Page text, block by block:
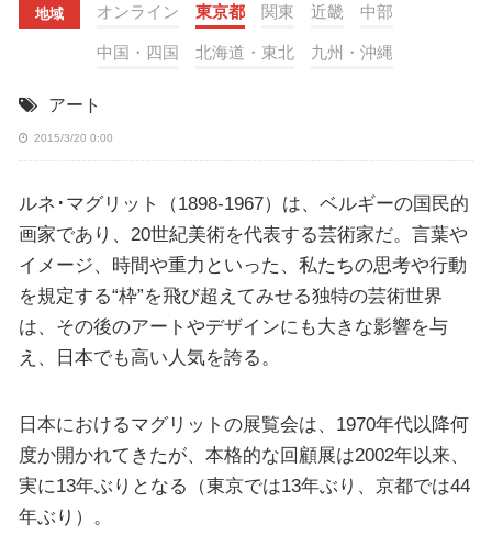
地域 オンライン 東京都 関東 近畿 中部
中国・四国 北海道・東北 九州・沖縄
アート
2015/3/20 0:00
ルネ･マグリット（1898-1967）は、ベルギーの国民的
画家であり、20世紀美術を代表する芸術家だ。言葉や
イメージ、時間や重力といった、私たちの思考や行動
を規定する“枠”を飛び超えてみせる独特の芸術世界
は、その後のアートやデザインにも大きな影響を与
え、日本でも高い人気を誇る。
日本におけるマグリットの展覧会は、1970年代以降何
度か開かれてきたが、本格的な回顧展は2002年以来、
実に13年ぶりとなる（東京では13年ぶり、京都では44
年ぶり）。